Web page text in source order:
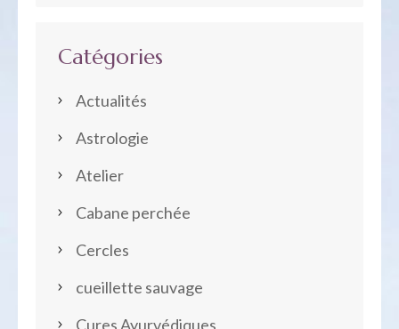
Catégories
Actualités
Astrologie
Atelier
Cabane perchée
Cercles
cueillette sauvage
Cures Ayurvédiques